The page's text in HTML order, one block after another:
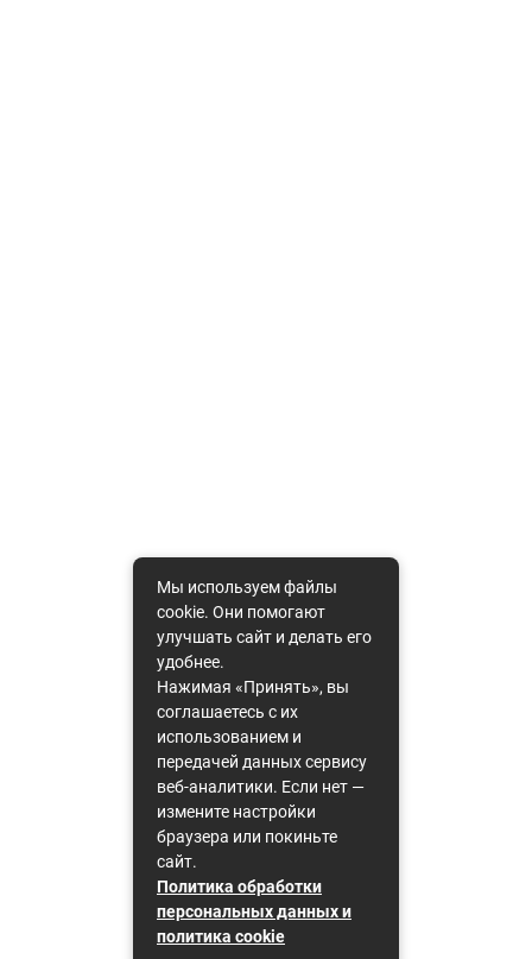
Мы используем файлы
cookie. Они помогают
улучшать сайт и делать его
удобнее.
Нажимая «Принять», вы
соглашаетесь с их
использованием и
передачей данных сервису
веб-аналитики. Если нет —
измените настройки
браузера или покиньте
сайт.
Политика обработки
персональных данных и
политика cookie